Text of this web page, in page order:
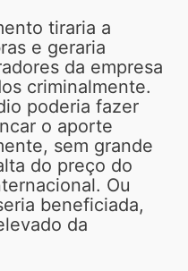
tiraria a
e geraria
da empresa
criminalmente.
poderia fazer
o aporte
sem grande
do preço do
Ou
beneficiada,
da